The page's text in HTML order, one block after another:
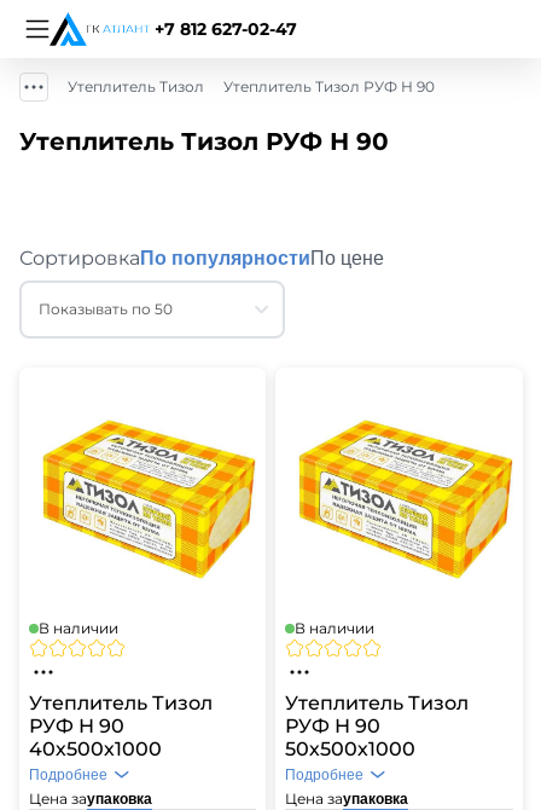
+7 812 627-02-47
Утеплитель Тизол Утеплитель Тизол РУФ Н 90
Утеплитель Тизол РУФ Н 90
Сортировка По популярностиПо цене
Показывать по 50
В наличии
Утеплитель Тизол
РУФ Н 90
40х500х1000
Цена заупаковка
Подробнее
В наличии
Утеплитель Тизол
РУФ Н 90
50х500х1000
Цена заупаковка
Подробнее